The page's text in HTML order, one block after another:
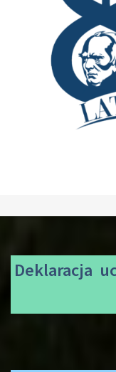
Deklaracja